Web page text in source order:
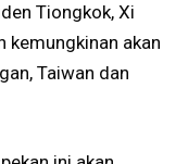
Tiongkok, Xi
kemungkinan akan
Taiwan dan